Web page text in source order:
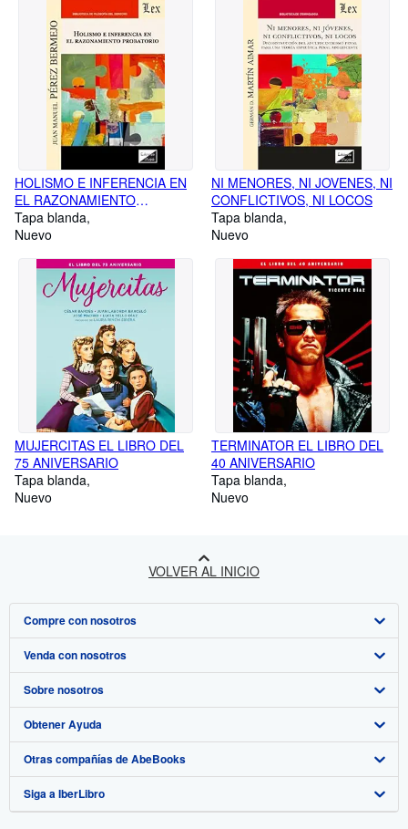
HOLISMO E INFERENCIA EN
EL RAZONAMIENTO
PROBATORIO
Tapa blanda
Nuevo
NI MENORES, NI JOVENES, NI
CONFLICTIVOS, NI LOCOS
Tapa blanda
Nuevo
MUJERCITAS EL LIBRO DEL
75 ANIVERSARIO
Tapa blanda
Nuevo
TERMINATOR EL LIBRO DEL
40 ANIVERSARIO
Tapa blanda
Nuevo
VOLVER AL INICIO
Compre con nosotros
Búsqueda avanzada
Colecciones
Mi cuenta
Mis pedidos
Ver carrito
Venda con nosotros
Comenzar a vender
Únase a nuestro programa de afiliados
Recomiende un vendedor
Sobre nosotros
Sobre IberLibro
Medios
Empleo
Obtener Ayuda
Preguntas frecuentes y guías
Atención al Cliente
Otras compañías de AbeBooks
AbeBooks.com
Siga a IberLibro